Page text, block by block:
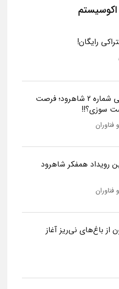
رایگان!
شهرک صنعتی شماره 2 شاهرود؛ فرصت
سوزی؟!!
فناوران
رویداد همفکر شاهرود
فناوران
از باغ‌های نی‌ریز آغاز